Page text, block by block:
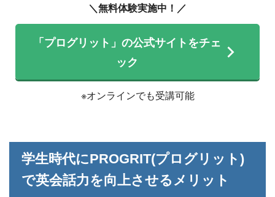
＼無料体験実施中！／
「プログリット」の公式サイトをチェ
ック
※オンラインでも受講可能
学生時代にPROGRIT(プログリット)
で英会話力を向上させるメリット